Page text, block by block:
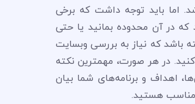
بهتر است تعداد کلمات را در بازه 800 تا 1000 کلمه باشد. اما باید توجه داشت که برخی
در آن محدوده بمانید یا حتی
باشد که نیاز به بررسی وبسایت
در هر صورت، مهمترین نکته
اهداف و برنامه‌های شما بیان
مناسب هستید.